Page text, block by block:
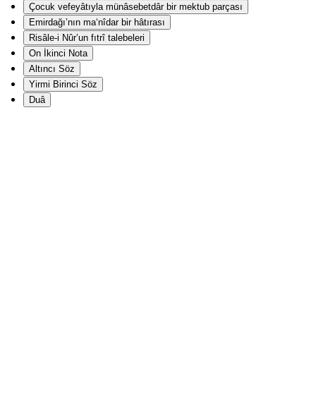
Çocuk vefeyâtıyla münâsebetdâr bir mektub parçası
Emirdağı’nın ma‘nîdar bir hâtırası
Risâle-i Nûr’un fıtrî talebeleri
On İkinci Nota
Altıncı Söz
Yirmi Birinci Söz
Duâ